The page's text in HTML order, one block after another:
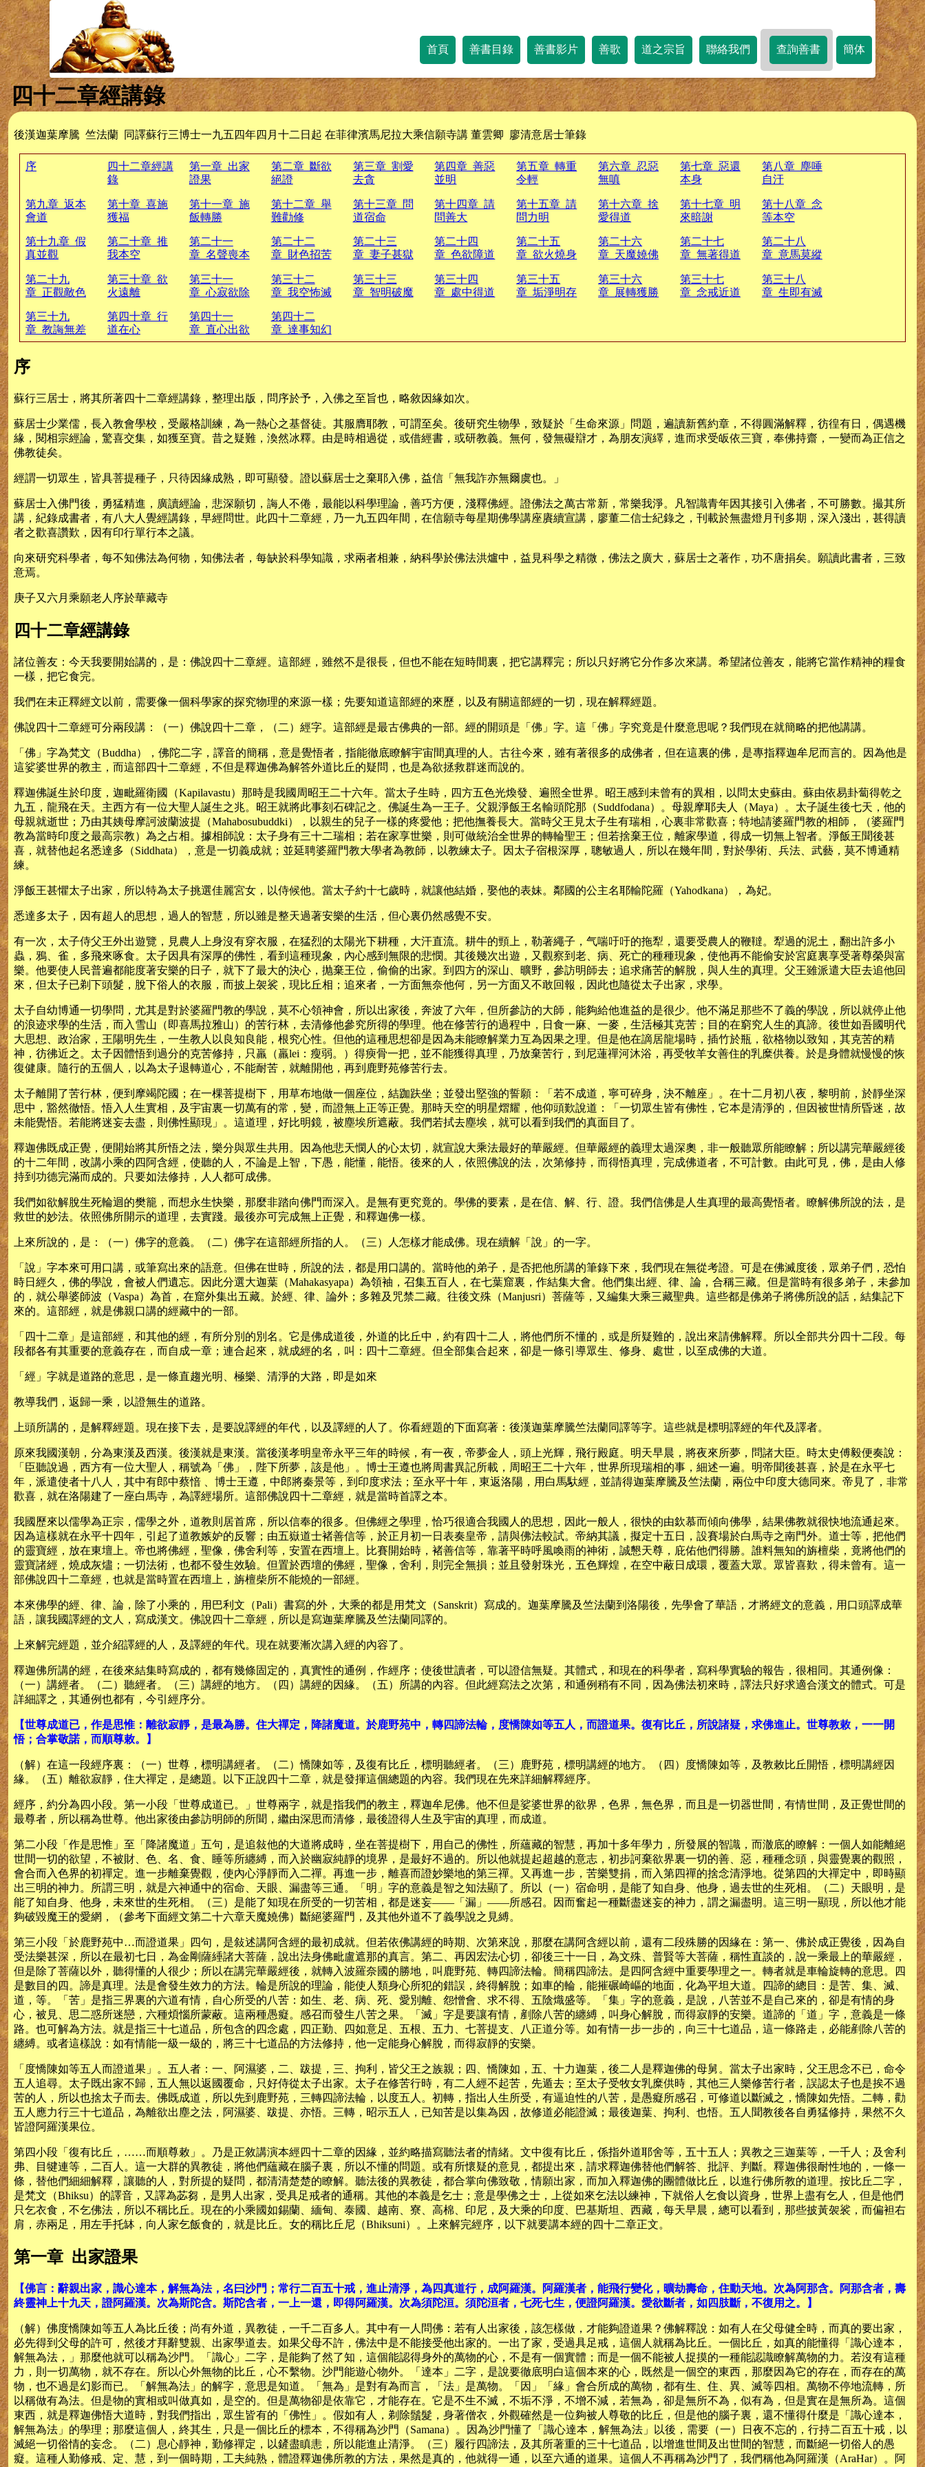
首頁 善書目錄 善書影片 善歌 道之宗旨 聯絡我們 查詢善書 簡体
四十二章經講錄
後漢迦葉摩騰 竺法蘭 同譯蘇行三博士一九五四年四月十二日起 在菲律濱馬尼拉大乘信願寺講 董雲卿 廖清意居士筆錄
序
四十二章經講
錄
第一章 出家
證果
第二章 斷欲
絕證
第三章 割愛
去貪
第四章 善惡
並明
第五章 轉重
令輕
第六章 忍惡
無嗔
第七章 惡還
本身
第八章 塵唾
自汙
第九章 返本
會道
第十章 喜施
獲福
第十一章 施
飯轉勝
第十二章 舉
難勸修
第十三章 問
道宿命
第十四章 請
問善大
第十五章 請
問力明
第十六章 捨
愛得道
第十七章 明
來暗謝
第十八章 念
等本空
第十九章 假
真並觀
第二十章 推
我本空
第二十一
章 名聲喪本
第二十二
章 財色招苦
第二十三
章 妻子甚獄
第二十四
章 色欲障道
第二十五
章 欲火燒身
第二十六
章 天魔嬈佛
第二十七
章 無著得道
第二十八
章 意馬莫縱
第二十九
章 正觀敵色
第三十章 欲
火遠離
第三十一
章 心寂欲除
第三十二
章 我空怖滅
第三十三
章 智明破魔
第三十四
章 處中得道
第三十五
章 垢淨明存
第三十六
章 展轉獲勝
第三十七
章 念戒近道
第三十八
章 生即有滅
第三十九
章 教誨無差
第四十章 行
道在心
第四十一
章 直心出欲
第四十二
章 達事知幻
序
蘇行三居士，將其所著四十二章經講錄，整理出版，問序於予，入佛之至旨也，略敘因緣如次。
蘇居士少業儒，長入教會學校，受嚴格訓練，為一熱心之基督徒。其服膺耶教，可謂至矣。後研究生物學，致疑於「生命來源」問題，遍讀新舊約章，不得圓滿解釋，彷徨有日，偶遇機
緣，閱相宗經論，驚喜交集，如獲至寶。昔之疑難，渙然冰釋。由是時相過從，或借經書，或研教義。無何，發無礙辯才，為朋友演繹，進而求受皈依三寶，奉佛持齋，一變而為正信之
佛教徒矣。
經謂一切眾生，皆具菩提種子，只待因緣成熟，即可顯發。證以蘇居士之棄耶入佛，益信「無我詐亦無爾虞也。」
蘇居士入佛門後，勇猛精進，廣讀經論，悲深願切，誨人不倦，最能以科學理論，善巧方便，淺釋佛經。證佛法之萬古常新，常樂我淨。凡智識青年因其接引入佛者，不可勝數。撮其所
講，紀錄成書者，有八大人覺經講錄，早經問世。此四十二章經，乃一九五四年間，在信願寺每星期佛學講座賡續宣講，廖董二信士紀錄之，刊載於無盡燈月刊多期，深入淺出，甚得讀
者之歡喜讚歎，因有印行單行本之議。
向來研究科學者，每不知佛法為何物，知佛法者，每缺於科學知識，求兩者相兼，納科學於佛法洪爐中，益見科學之精微，佛法之廣大，蘇居士之著作，功不唐捐矣。願讀此書者，三致
意焉。
庚子又六月乘願老人序於華藏寺
四十二章經講錄
諸位善友：今天我要開始講的，是：佛說四十二章經。這部經，雖然不是很長，但也不能在短時間裏，把它講釋完；所以只好將它分作多次來講。希望諸位善友，能將它當作精神的糧食
一樣，把它食完。
我們在未正釋經文以前，需要像一個科學家的探究物理的來源一樣；先要知道這部經的來歷，以及有關這部經的一切，現在解釋經題。
佛說四十二章經可分兩段講：（一）佛說四十二章，（二）經字。這部經是最古佛典的一部。經的開頭是「佛」字。這「佛」字究竟是什麼意思呢？我們現在就簡略的把他講講。
「佛」字為梵文（Buddha），佛陀二字，譯音的簡稱，意是覺悟者，指能徹底瞭解宇宙間真理的人。古往今來，雖有著很多的成佛者，但在這裏的佛，是專指釋迦牟尼而言的。因為他是
這娑婆世界的教主，而這部四十二章經，不但是釋迦佛為解答外道比丘的疑問，也是為欲拯救群迷而說的。
釋迦佛誕生於印度，迦毗羅衛國（Kapilavastu）那時是我國周昭王二十六年。當太子生時，四方五色光煥發、遍照全世界。昭王感到未曾有的異相，以問太史蘇由。蘇由依易卦蔔得乾之
九五，龍飛在天。主西方有一位大聖人誕生之兆。昭王就將此事刻石碑記之。佛誕生為一王子。父親淨飯王名輸頭陀那（Suddfodana）。母親摩耶夫人（Maya）。太子誕生後七天，他的
母親就逝世；乃由其姨母摩訶波蘭波提（Mahabosubuddki），以親生的兒子一樣的疼愛他；把他撫養長大。當時父王見太子生有瑞相，心裏非常歡喜；特地請婆羅門教的相師，（婆羅門
教為當時印度之最高宗教）為之占相。據相師說：太子身有三十二瑞相；若在家享世樂，則可做統治全世界的轉輪聖王；但若捨棄王位，離家學道，得成一切無上智者。淨飯王聞後甚
喜，就替他起名悉達多（Siddhata），意是一切義成就；並延聘婆羅門教大學者為教師，以教練太子。因太子宿根深厚，聰敏過人，所以在幾年間，對於學術、兵法、武藝，莫不博通精
練。
淨飯王甚懼太子出家，所以特為太子挑選佳麗宮女，以侍候他。當太子約十七歲時，就讓他結婚，娶他的表妹。鄰國的公主名耶輸陀羅（Yahodkana），為妃。
悉達多太子，因有超人的思想，過人的智慧，所以雖是整天過著安樂的生活，但心裏仍然感覺不安。
有一次，太子侍父王外出遊覽，見農人上身沒有穿衣服，在猛烈的太陽光下耕種，大汗直流。耕牛的頸上，勒著繩子，气喘吁吁的拖犁，還要受農人的鞭韃。犁過的泥土，翻出許多小
蟲，鴉、雀，多飛來啄食。太子因具有深厚的佛性，看到這種現象，內心感到無限的悲憫。其後幾次出遊，又觀察到老、病、死亡的種種現象，使他再不能偷安於宮庭裏享受著尊榮與富
樂。他要使人民普遍都能度著安樂的日子，就下了最大的決心，抛棄王位，偷偷的出家。到四方的深山、曠野，參訪明師去；追求痛苦的解脫，與人生的真理。父王雖派遣大臣去追他回
來，但太子已剃下頭髮，脫下俗人的衣服，而披上袈裟，現比丘相；追來者，一方面無奈他何，另一方面又不敢回報，因此也隨從太子出家，求學。
太子自幼博通一切學問，尤其是對於婆羅門教的學說，莫不心領神會，所以出家後，奔波了六年，但所參訪的大師，能夠給他進益的是很少。他不滿足那些不了義的學說，所以就停止他
的浪迹求學的生活，而入雪山（即喜馬拉雅山）的苦行林，去清修他參究所得的學理。他在修苦行的過程中，日食一麻、一麥，生活極其克苦；目的在窮究人生的真諦。後世如吾國明代
大思想、政治家，王陽明先生，一生教人以良知良能，根究心性。但他的這種思想卻是因為未能瞭解業力互為因果之理。但是他在謫居龍場時，插竹於瓶，欲格物以致知，其克苦的精
神，彷彿近之。太子因體悟到過分的克苦修持，只羸（羸lei：瘦弱。）得瘐骨一把，並不能獲得真理，乃放棄苦行，到尼蓮禪河沐浴，再受牧羊女善住的乳糜供養。於是身體就慢慢的恢
復健康。隨行的五個人，以為太子退轉道心，不能耐苦，就離開他，再到鹿野苑修苦行去。
太子離開了苦行林，便到摩竭陀國；在一棵菩提樹下，用草布地做一個座位，結跏趺坐；並發出堅強的誓願：「若不成道，寧可碎身，決不離座」。在十二月初八夜，黎明前，於靜坐深
思中，豁然徹悟。悟入人生實相，及宇宙裏一切萬有的常，變，而證無上正等正覺。那時天空的明星熠耀，他仰頭歎說道：「一切眾生皆有佛性，它本是清淨的，但因被世情所昏迷，故
未能覺悟。若能將迷妄去盡，則佛性顯現」。這道理，好比明鏡，被塵埃所遮蔽。我們若拭去塵埃，就可以看到我們的真面目了。
釋迦佛既成正覺，便開始將其所悟之法，樂分與眾生共用。因為他悲天憫人的心太切，就宣說大乘法最好的華嚴經。但華嚴經的義理太過深奧，非一般聽眾所能瞭解；所以講完華嚴經後
的十二年間，改講小乘的四阿含經，使聽的人，不論是上智，下愚，能懂，能悟。後來的人，依照佛說的法，次第修持，而得悟真理，完成佛道者，不可計數。由此可見，佛，是由人修
持到功德完滿而成的。只要如法修持，人人都可成佛。
我們如欲解脫生死輪迴的樊籠，而想永生快樂，那麼非踏向佛門而深入。是無有更究竟的。學佛的要素，是在信、解、行、證。我們信佛是人生真理的最高覺悟者。瞭解佛所說的法，是
救世的妙法。依照佛所開示的道理，去實踐。最後亦可完成無上正覺，和釋迦佛一樣。
上來所說的，是：（一）佛字的意義。（二）佛字在這部經所指的人。（三）人怎樣才能成佛。現在續解「說」的一字。
「說」字本來可用口講，或筆寫出來的語意。但佛在世時，所說的法，都是用口講的。當時他的弟子，是否把他所講的筆錄下來，我們現在無從考證。可是在佛滅度後，眾弟子們，恐怕
時日經久，佛的學說，會被人們遺忘。因此分選大迦葉（Mahakasyapa）為領袖，召集五百人，在七葉窟裏，作結集大會。他們集出經、律、論，合稱三藏。但是當時有很多弟子，未參加
的，就公舉婆師波（Vaspa）為首，在窟外集出五藏。於經、律、論外；多雜及咒禁二藏。往後文殊（Manjusri）菩薩等，又編集大乘三藏聖典。這些都是佛弟子將佛所說的話，結集記下
來的。這部經，就是佛親口講的經藏中的一部。
「四十二章」是這部經，和其他的經，有所分別的別名。它是佛成道後，外道的比丘中，約有四十二人，將他們所不懂的，或是所疑難的，說出來請佛解釋。所以全部共分四十二段。每
段都各有其重要的意義存在，而自成一章；連合起來，就成經的名，叫：四十二章經。但全部集合起來，卻是一條引導眾生、修身、處世，以至成佛的大道。
「經」字就是道路的意思，是一條直趨光明、極樂、清淨的大路，即是如來
教導我們，返歸一乘，以證無生的道路。
上頭所講的，是解釋經題。現在接下去，是要說譯經的年代，以及譯經的人了。你看經題的下面寫著：後漢迦葉摩騰竺法蘭同譯等字。這些就是標明譯經的年代及譯者。
原來我國漢朝，分為東漢及西漢。後漢就是東漢。當後漢孝明皇帝永平三年的時候，有一夜，帝夢金人，頭上光輝，飛行殿庭。明天早晨，將夜來所夢，問諸大臣。時太史傅毅便奏說：
「臣聽說過，西方有一位大聖人，稱號為「佛」，陛下所夢，該是他」。博士王遵也將周書異記所載，周昭王二十六年，世界所現瑞相的事，細述一遍。明帝聞後甚喜，於是在永平七
年，派遣使者十八人，其中有郎中蔡愔 、博士王遵，中郎將秦景等，到印度求法；至永平十年，東返洛陽，用白馬馱經，並請得迦葉摩騰及竺法蘭，兩位中印度大德同來。帝見了，非常
歡喜，就在洛陽建了一座白馬寺，為譯經場所。這部佛說四十二章經，就是當時首譯之本。
我國歷來以儒學為正宗，儒學之外，道教則居首席，所以信奉的很多。但佛經之學理，恰巧很適合我國人的思想，因此一般人，很快的由欽慕而傾向佛學，結果佛教就很快地流通起來。
因為這樣就在永平十四年，引起了道教嫉妒的反響；由五嶽道士褚善信等，於正月初一日表奏皇帝，請與佛法較試。帝納其議，擬定十五日，設賽場於白馬寺之南門外。道士等，把他們
的靈寶經，放在東壇上。帝也將佛經，聖像，佛舍利等，安置在西壇上。比賽開始時，褚善信等，靠著平時呼風喚雨的神術，誠懇天尊，庇佑他們得勝。誰料無知的旃檀柴，竟將他們的
靈寶諸經，燒成灰燼；一切法術，也都不發生效驗。但置於西壇的佛經，聖像，舍利，則完全無損；並且發射珠光，五色輝煌，在空中蔽日成環，覆蓋大眾。眾皆喜歎，得未曾有。這一
部佛說四十二章經，也就是當時置在西壇上，旃檀柴所不能燒的一部經。
本來佛學的經、律、論，除了小乘的，用巴利文（Pali）書寫的外，大乘的都是用梵文（Sanskrit）寫成的。迦葉摩騰及竺法蘭到洛陽後，先學會了華語，才將經文的意義，用口頭譯成華
語，讓我國譯經的文人，寫成漢文。佛說四十二章經，所以是寫迦葉摩騰及竺法蘭同譯的。
上來解完經題，並介紹譯經的人，及譯經的年代。現在就要漸次講入經的內容了。
釋迦佛所講的經，在後來結集時寫成的，都有幾條固定的，真實性的通例，作經序；使後世讀者，可以證信無疑。其體式，和現在的科學者，寫科學實驗的報告，很相同。其通例像：
（一）講經者。（二）聽經者。（三）講經的地方。（四）講經的因緣。（五）所講的內容。但此經寫法之次第，和通例稍有不同，因為佛法初來時，譯法只好求適合漢文的體式。可是
詳細譯之，其通例也都有，今引經序分。
【世尊成道已，作是思惟：離欲寂靜，是最為勝。住大禪定，降諸魔道。於鹿野苑中，轉四諦法輪，度憍陳如等五人，而證道果。復有比丘，所說諸疑，求佛進止。世尊教敕，一一開
悟；合掌敬諾，而順尊敕。】
（解）在這一段經序裏：（一）世尊，標明講經者。（二）憍陳如等，及復有比丘，標明聽經者。（三）鹿野苑，標明講經的地方。（四）度憍陳如等，及教敕比丘開悟，標明講經因
緣。（五）離欲寂靜，住大禪定，是總題。以下正說四十二章，就是發揮這個總題的內容。我們現在先來詳細解釋經序。
經序，約分為四小段。第一小段「世尊成道已。」世尊兩字，就是指我們的教主，釋迦牟尼佛。他不但是娑婆世界的欲界，色界，無色界，而且是一切器世間，有情世間，及正覺世間的
最尊者，所以稱為世尊。他出家後由參訪明師的所聞，繼由深思而清修，最後證得人生及宇宙的真理，而成道。
第二小段「作是思惟」至「降諸魔道」五句，是追敍他的大道將成時，坐在菩提樹下，用自己的佛性，所蘊藏的智慧，再加十多年學力，所發展的智識，而澈底的瞭解：一個人如能離絕
世間一切的欲望，不被財、色、名、食、睡等所纏縛，而入於幽寂純靜的境界，是最好不過的。所以他就提起超越的意志，初步訶棄欲界裏一切的善、惡，種種念頭，與靈覺裏的觀照，
會合而入色界的初禪定。進一步離棄覺觀，使內心淨靜而入二禪。再進一步，離喜而證妙樂地的第三禪。又再進一步，苦樂雙捐，而入第四禪的捨念清淨地。從第四的大禪定中，即時顯
出三明的神力。所謂三明，就是六神通中的宿命、天眼、漏盡等三通。「明」字的意義是智之知法顯了。所以（一）宿命明，是能了知自身、他身，過去世的生死相。（二）天眼明，是
能了知自身、他身，未來世的生死相。（三）是能了知現在所受的一切苦相，都是迷妄——「漏」——所感召。因而奮起一種斷盡迷妄的神力，謂之漏盡明。這三明一顯現，所以他才能
夠破毀魔王的愛網，（參考下面經文第二十六章天魔嬈佛）斷絕婆羅門，及其他外道不了義學說之見縛。
第三小段「於鹿野苑中…而證道果」四句，是敍述講阿含經的最初成就。但若依佛講經的時期、次第來說，那麼在講阿含經以前，還有二段殊勝的因緣在：第一、佛於成正覺後，因為自
受法樂甚深，所以在最初七日，為金剛薩綞諸大菩薩，說出法身佛毗盧遮那的真言。第二、再因宏法心切，卻後三十一日，為文殊、普賢等大菩薩，稱性直談的，說一乘最上的華嚴經，
但是除了菩薩以外，聽得懂的人很少；所以在講完華嚴經後，就轉入波羅奈國的勝地，叫鹿野苑、轉四諦法輪。簡稱四諦法。是四阿含經中重要學理之一。轉者就是車輪旋轉的意思。四
是數目的四。諦是真理。法是會發生效力的方法。輪是所說的理論，能使人類身心所犯的錯誤，終得解脫；如車的輪，能摧碾崎嶇的地面，化為平坦大道。四諦的總目：是苦、集、滅、
道，等。「苦」是指三界裏的六道有情，自心所受的八苦：如生、老、病、死、愛別離、怨憎會、求不得、五陰熾盛等。「集」字的意義，是說，八苦並不是自己來的，卻是有情的身
心，被見、思二惑所迷戀，六種煩惱所蒙蔽。這兩種愚癡。感召而發生八苦之果。「滅」字是要讓有情，剷除八苦的纏縛，叫身心解脫，而得寂靜的安樂。道諦的「道」字，意義是一條
路。也可解為方法。就是指三十七道品，所包含的四念處，四正勤、四如意足、五根、五力、七菩提支、八正道分等。如有情一步一步的，向三十七道品，這一條路走，必能剷除八苦的
纏縛。或者這樣說：如有情能一級一級的，將三十七道品的方法修持，他一定能身心解脫，而得寂靜的安樂。
「度憍陳如等五人而證道果」。五人者：一、阿濕婆，二、跋提，三、拘利，皆父王之族親；四、憍陳如，五、十力迦葉，後二人是釋迦佛的母舅。當太子出家時，父王思念不已，命令
五人追尋。太子既出家不歸，五人無以返國覆命，只好侍從太子出家。太子在修苦行時，有二人經不起苦，先遁去；至太子受牧女乳糜供時，其他三人樂修苦行者，誤認太子也是挨不過
苦的人，所以也捨太子而去。佛既成道，所以先到鹿野苑，三轉四諦法輪，以度五人。初轉，指出人生所受，有逼迫性的八苦，是愚癡所感召，可修道以斷滅之，憍陳如先悟。二轉，勸
五人應力行三十七道品，為離欲出塵之法，阿濕婆、跋提、亦悟。三轉，昭示五人，已知苦是以集為因，故修道必能證滅；最後迦葉、拘利、也悟。五人聞教後各自勇猛修持，果然不久
皆證阿羅漢果位。
第四小段「復有比丘，……而順尊敕」。乃是正敘講演本經四十二章的因緣，並約略描寫聽法者的情緒。文中復有比丘，係指外道耶舍等，五十五人；異教之三迦葉等，一千人；及舍利
弗、目犍連等，二百人。這一大群的異教徒，將他們蘊藏在腦子裏，所以不懂的問題。或有所懷疑的意見，都提出來，請求釋迦佛替他們解答、批評、判斷。釋迦佛很耐性地的，一條一
條，替他們細細解釋，讓聽的人，對所提的疑問，都清清楚楚的瞭解。聽法後的異教徒，都合掌向佛致敬，情願出家，而加入釋迦佛的團體做比丘，以進行佛所教的道理。按比丘二字，
是梵文（Bhiksu）的譯音，又譯為苾芻，是男人出家，受具足戒者的通稱。其他的本義是乞士；意是學佛之士，上從如來乞法以練神，下就俗人乞食以資身，世界上盡有乞人，但是他們
只乞衣食，不乞佛法，所以不稱比丘。現在的小乘國如錫蘭、緬甸、泰國、越南、寮、高棉、印尼，及大乘的印度、巴基斯坦、西藏，每天早晨，總可以看到，那些披黃袈裟，而偏袒右
肩，赤兩足，用左手托缽，向人家乞飯食的，就是比丘。女的稱比丘尼（Bhiksuni）。上來解完經序，以下就要講本經的四十二章正文。
第一章 出家證果
【佛言：辭親出家，識心達本，解無為法，名曰沙門；常行二百五十戒，進止清淨，為四真道行，成阿羅漢。阿羅漢者，能飛行變化，曠劫壽命，住動天地。次為阿那含。阿那含者，壽
終靈神上十九天，證阿羅漢。次為斯陀含。斯陀含者，一上一還，即得阿羅漢。次為須陀洹。須陀洹者，七死七生，便證阿羅漢。愛欲斷者，如四肢斷，不復用之。】
（解）佛度憍陳如等五人為比丘後；尚有外道，異教徒，一千二百多人。其中有一人問佛：若有人出家後，該怎樣做，才能夠證道果？佛解釋說：如有人在父母健全時，而真的要出家，
必先得到父母的許可，然後才拜辭雙親、出家學道去。如果父母不許，佛法中是不能接受他出家的。一出了家，受過具足戒，這個人就稱為比丘。一個比丘，如真的能懂得「識心達本，
解無為法，」那麼他就可以稱為沙門。「識心」二字，是能夠了然了知，這個能認得身外的萬物的心，不是有一個實體；而是一個不能被人捉摸的一種能認識瞭解萬物的力。若沒有這種
力，則一切萬物，就不存在。所以心外無物的比丘，心不繫物。沙門能遊心物外。「達本」二字，是說要徹底明白這個本來的心，既然是一個空的東西，那麼因為它的存在，而存在的萬
物，也不過是幻影而已。「解無為法」的解字，意思是知道。「無為」是對有為而言，「法」是萬物。「因」「緣」會合所成的萬物，都有生、住、異、滅等四相。萬物不停地流轉，所
以稱做有為法。但是物的實相或叫做真如，是空的。但是萬物卻是依靠它，才能存在。它是不生不滅，不垢不淨，不增不減，若無為，卻是無所不為，似有為，但是實在是無所為。這個
東西，就是釋迦佛悟大道時，對我們指出，眾生皆有的「佛性」。假如有人，剃除鬚髮，身著僧衣，外觀確然是一位夠被人尊敬的比丘，但是他的腦子裏，還不懂得什麼是「識心達本，
解無為法」的學理；那麼這個人，終其生，只是一個比丘的標本，不得稱為沙門（Samana）。因為沙門懂了「識心達本，解無為法」以後，需要（一）日夜不忘的，行持二百五十戒，以
滅絕一切俗情的妄念。（二）息心靜神，勤修禪定，以鏟盡瞋恚，所以能進止清淨。（三）履行四諦法，及其所著重的三十七道品，以增進世間及出世間的智慧，而斷絕一切俗人的愚
癡。這種人勤修戒、定、慧，到一個時期，工夫純熟，體證釋迦佛所教的方法，果然是真的，他就得一通，以至六通的道果。這個人不再稱為沙門了，我們稱他為阿羅漢（AraHar）。阿